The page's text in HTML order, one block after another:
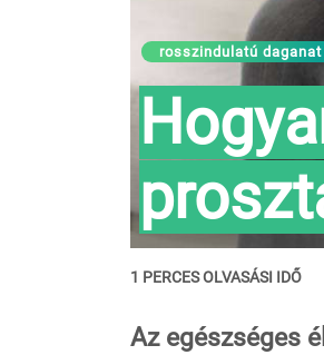
rosszindulatú daganat
1 PERCES OLVASÁSI IDŐ
Az egészséges